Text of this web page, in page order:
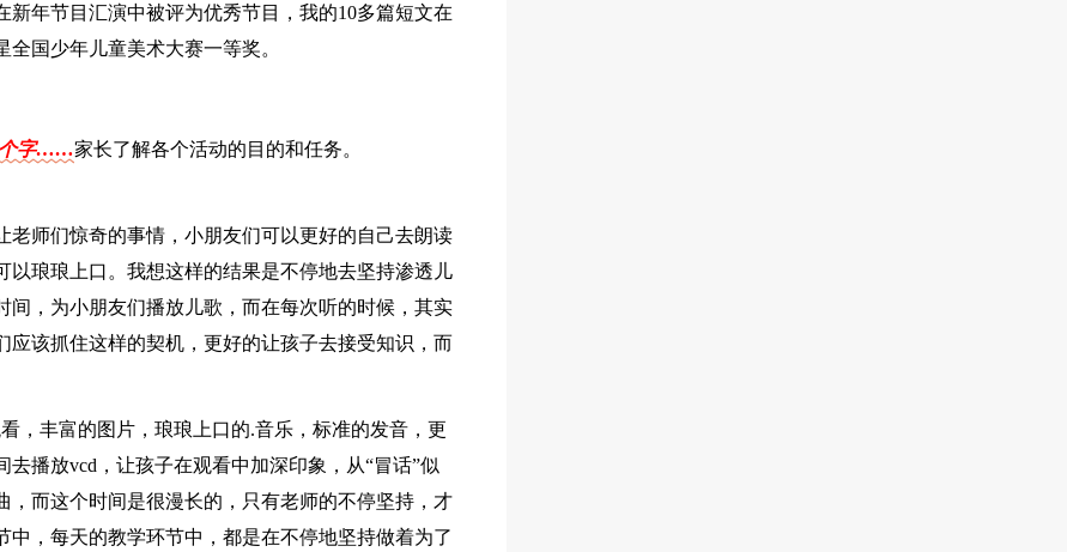
年节目汇演中被评为优秀节目，我的10多篇短文在
国少年儿童美术大赛一等奖。
个字……家长了解各个活动的目的和任务。
老师们惊奇的事情，小朋友们可以更好的自己去朗读
以琅琅上口。我想这样的结果是不停地去坚持渗透儿
，为小朋友们播放儿歌，而在每次听的时候，其实
该抓住这样的契机，更好的让孩子去接受知识，而
，丰富的图片，琅琅上口的.音乐，标准的发音，更
播放vcd，让孩子在观看中加深印象，从“冒话”似
而这个时间是很漫长的，只有老师的不停坚持，才
，每天的教学环节中，都是在不停地坚持做着为了